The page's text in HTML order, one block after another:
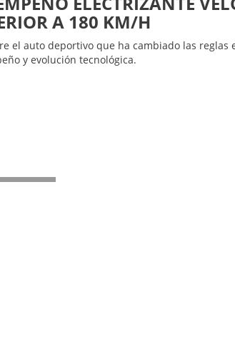
rugido de su motor hasta el dinamismo de su
de un concepto automotriz que se ha